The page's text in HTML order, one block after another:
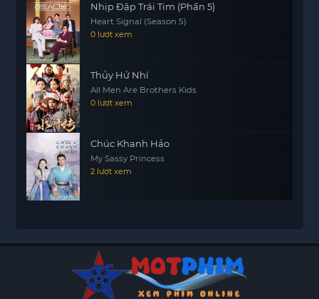
Nhịp Đập Trái Tim (Phần 5)
Heart Signal (Season 5)
0 lượt xem
Thủy Hử Nhí
All Men Are Brothers Kids
0 lượt xem
Chúc Khanh Hảo
My Sassy Princess
2 lượt xem